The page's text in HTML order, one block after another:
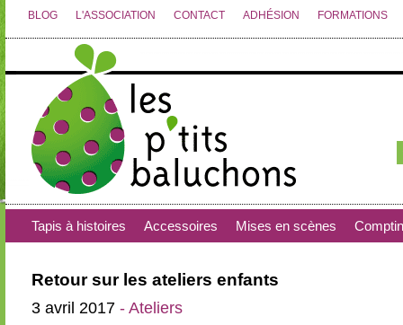
BLOG L'ASSOCIATION CONTACT ADHÉSION FORMATIONS
Tapis à histoires Accessoires Mises en scènes
Retour sur les ateliers enfants
3 avril 2017 - Ateliers